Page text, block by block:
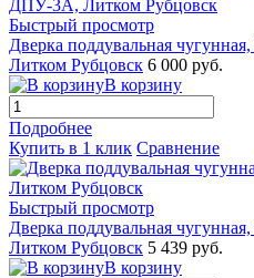
Быстрый просмотр
Дверка поддувальная
Литком Рубцовск 6 000 руб.
В корзину
Подробнее
Купить в 1 клик Сравнение
Быстрый просмотр
Дверка поддувальная
Литком Рубцовск 5 439 руб.
В корзину